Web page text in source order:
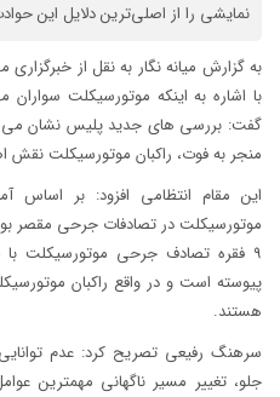
نمایشی را از اصلی‌ترین دلایل این
به گزارش میانه نگار به نقل از
با اشاره به اینکه موتورسیکلت
گفت: بررسی های جدید پلیس نشان می
منجر به فوت، راکبان موتورسیکلت نقش
۹ فقره تصادف جرحی موتورسیکلت
پیوسته است و در واقع راکبان
هستند.
سرهنگ رفیعی تصریح کرد: عدم
جلو، تغییر مسیر ناگهانی مهمترین